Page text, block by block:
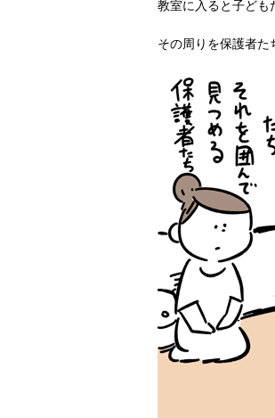
教室に入ると子ども
その周りを保護者た